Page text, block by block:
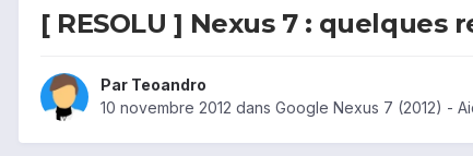
[ RESOLU ] Nexus 7 :
Par Teoandro
10 novembre 2012 dans Google Nexus 7 (2012) -